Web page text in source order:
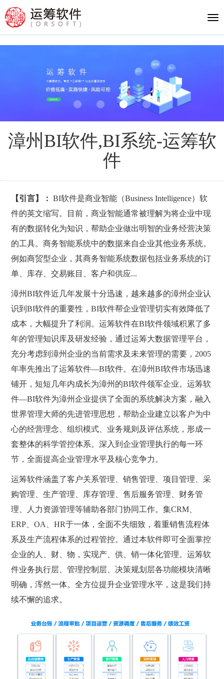
漳州BI软件,BI系统-运筹软
件
【引言】： BI软件是商业智能（Business Intelligence）软
件的英文缩写。目前，商业智能通常被理解为将企业中现
有的数据转化为知识，帮助企业做出明智的业务经营决策
的工具。商务智能系统中的数据来自企业其他业务系统。
例如商贸型企业，其商务智能系统数据包括业务系统的订
单、库存、交易账目、客户和供应...
漳州BI软件近几年发展十分迅速，越来越多的漳州企业认
识到BI软件的重要性，BI软件帮企业管理切实有效降低了
成本，大幅提升了利润。运筹软件在BI软件领域积累了多
年的管理知识库及研发经验，通过运筹大数据管理平台，
充分考虑到漳州企业的当前需求及未来管理的需要，2005
年率先推出了运筹软件—BI软件。在漳州BI软件市场迅速
铺开，短短几年内成长为漳州的BI软件领军企业。运筹软
件—BI软件为漳州企业提供了全面的系统解决方案，融入
世界管理大师的先进管理思想，帮助企业建立以客户为中
心的经营理念、组织模式、业务规则及评估系统，形成一
套整体的科学管控体系。深入到企业管理执行的每一环
节，全面提高企业管理水平及核心竞争力。
运筹软件涵盖了客户关系管理、销售管理、项目管理、采
购管理、生产管理、库存管理、售后服务管理、财务管
理、人力资源管理等辅助各部门协同工作。集CRM、
ERP、OA、HR于一体，全面不失细致，着重销售流程体
系及生产流程体系的过程管控。通过本软件即可全面掌控
企业的人、财、物，实现产、供、销一体化管理。运筹软
件业务执行层、管理控制层、决策规划层各功能模块清晰
明确，浑然一体。全方位提升企业管理水平，这是我们持
续不懈的追求。